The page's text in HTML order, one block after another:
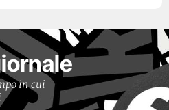
in cui